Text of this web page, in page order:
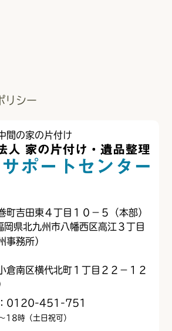
間の家の片付け
町吉田東４丁目１０−５（本部）
岡県北九州市八幡西区高江３丁目
事務所）
倉南区横代北町１丁目２２−１２
：0120-451-751
18時（土日祝可）
リシー